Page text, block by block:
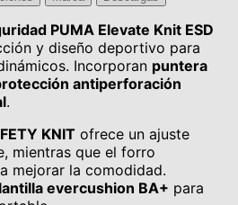
PUMA Elevate Knit ESD
y diseño deportivo para
Incorporan puntera
antiperforación
.
KNIT ofrece un ajuste
mientras que el forro
mejorar la comodidad.
evercushion BA+ para